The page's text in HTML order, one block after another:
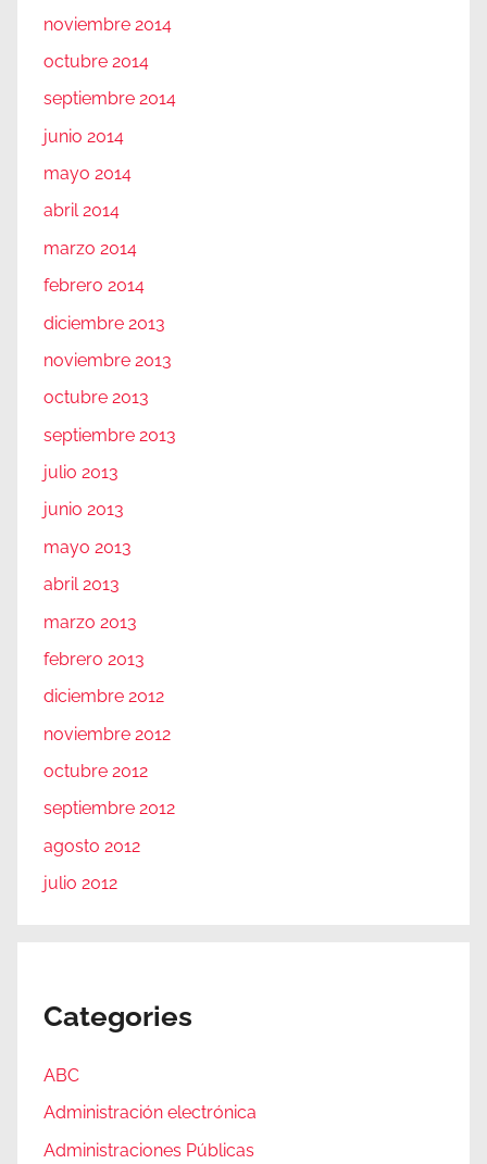
noviembre 2014
octubre 2014
septiembre 2014
junio 2014
mayo 2014
abril 2014
marzo 2014
febrero 2014
diciembre 2013
noviembre 2013
octubre 2013
septiembre 2013
julio 2013
junio 2013
mayo 2013
abril 2013
marzo 2013
febrero 2013
diciembre 2012
noviembre 2012
octubre 2012
septiembre 2012
agosto 2012
julio 2012
Categories
ABC
Administración electrónica
Administraciones Públicas